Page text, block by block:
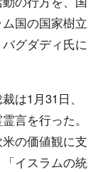
国の国家樹立
グダディ氏に
は1月31日、
言を行った。
の価値観に支
イスラムの統